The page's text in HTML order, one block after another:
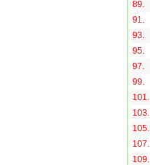
89.
91.
93.
95.
97.
99.
101.
103.
105.
107.
109.